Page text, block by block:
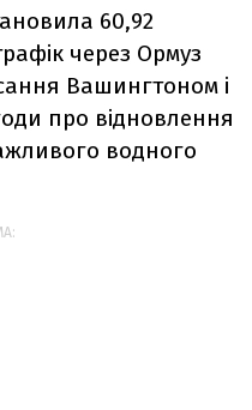
60,92
через Ормуз
Вашингтоном і
про відновлення
водного